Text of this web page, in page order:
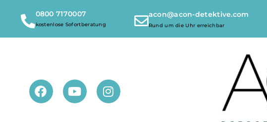
0800 7170007
kostenlose Sofortberatung
acon@acon-detektive.com
Rund um die Uhr erreichbar